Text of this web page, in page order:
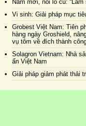
Năm mới, nỗi lo cũ:
Vi sinh: Giải pháp mục
Grobest Việt Nam: Tiên
hàng ngày Groshield,
vụ tôm về đích thành
Solagron Vietnam: Nhà
ấn Việt Nam
Giải pháp giảm phát thải